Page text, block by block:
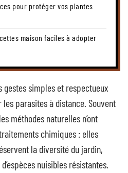
pour protéger vos plantes
maison faciles à adopter
gestes simples et respectueux
parasites à distance. Souvent
méthodes naturelles n’ont
chimiques : elles
la diversité du jardin,
nuisibles résistantes.